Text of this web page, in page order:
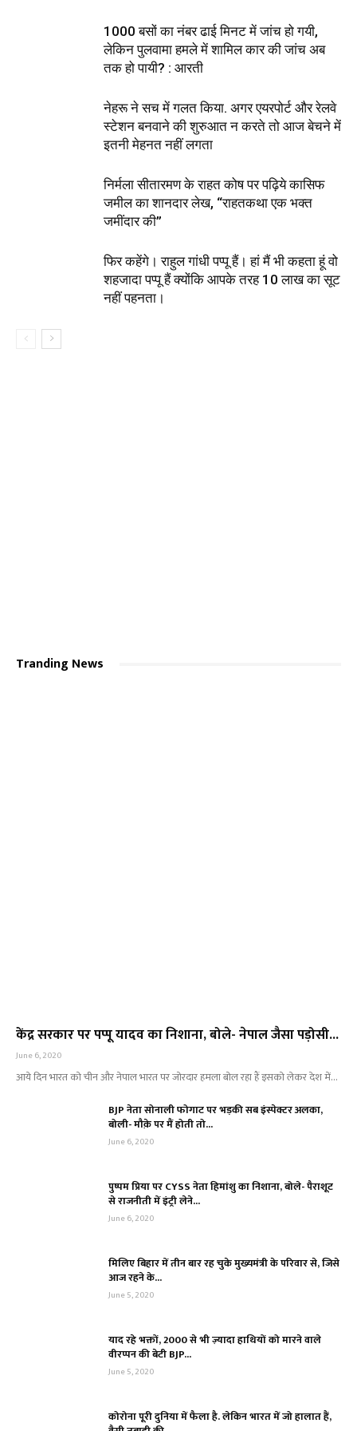
1000 बसों का नंबर ढाई मिनट में जांच हो गयी,
लेकिन पुलवामा हमले में शामिल कार की जांच अब
तक हो पायी? : आरती
नेहरू ने सच में गलत किया. अगर एयरपोर्ट और रेलवे
स्टेशन बनवाने की शुरुआत न करते तो आज बेचने में
इतनी मेहनत नहीं लगता
निर्मला सीतारमण के राहत कोष पर पढ़िये कासिफ
जमील का शानदार लेख, “राहतकथा एक भक्त
जमींदार की”
फिर कहेंगे। राहुल गांधी पप्पू हैं। हां मैं भी कहता हूं वो
शहजादा पप्पू हैं क्योंकि आपके तरह 10 लाख का सूट
नहीं पहनता।
Tranding News
केंद्र सरकार पर पप्पू यादव का निशाना, बोले- नेपाल जैसा पड़ोसी...
June 6, 2020
आये दिन भारत को चीन और नेपाल भारत पर जोरदार हमला बोल रहा हैं इसको लेकर देश में...
BJP नेता सोनाली फोगाट पर भड़की सब इंस्पेक्टर अलका,
बोली- मौक़े पर मैं होती तो...
June 6, 2020
पुष्पम प्रिया पर CYSS नेता हिमांशु का निशाना, बोले- पैराशूट
से राजनीती में इंट्री लेने...
June 6, 2020
मिलिए बिहार में तीन बार रह चुके मुख्यमंत्री के परिवार से, जिसे
आज रहने के...
June 5, 2020
याद रहे भक्तों, 2000 से भी ज़्यादा हाथियों को मारने वाले
वीरप्पन की बेटी BJP...
June 5, 2020
कोरोना पूरी दुनिया में फैला है. लेकिन भारत में जो हालात हैं,